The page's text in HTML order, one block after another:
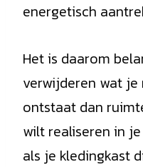
energetisch
Het is daarom
verwijderen wat
ontstaat dan
wilt realiseren in
als je kledingkast